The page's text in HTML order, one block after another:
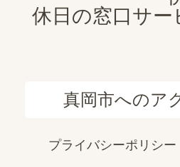
休日の窓口サ
真岡市へのア
プライバシーポリシー